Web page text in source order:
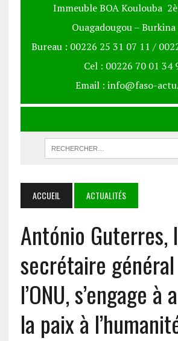
Immeuble BOA Koulouba
Ouagadougou – Burkina
Bureau : 00226 25 31 07 11 /
Cel : 00226 70 01 34
Email : info@faso-
ACCUEIL ACTUALITÉS
António Guterres,
secrétaire
l’ONU, s’engage
la paix à